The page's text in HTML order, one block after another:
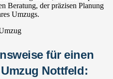
Beratung, der präzisen Planung
Umzugs.
für einen
Nottfeld: